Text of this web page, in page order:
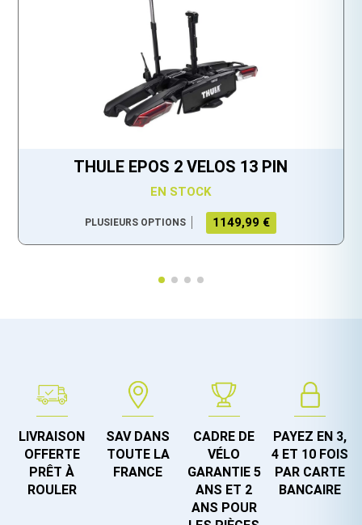
THULE EPOS 2 VELOS 13 PIN
EN STOCK
PLUSIEURS OPTIONS 1149,99 €
LIVRAISON
OFFERTE
PRÊT À
ROULER
SAV DANS
TOUTE LA
FRANCE
CADRE DE
VÉLO
GARANTIE 5
ANS ET 2
ANS POUR
PAYEZ EN 3,
4 ET 10 FOIS
PAR CARTE
BANCAIRE